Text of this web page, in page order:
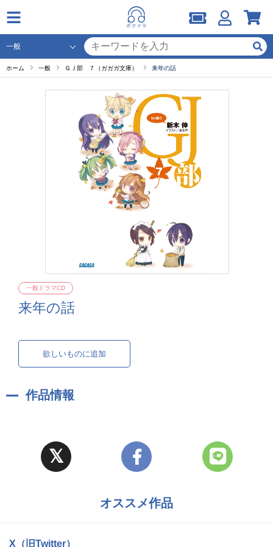
ホーム 一般 ＧＪ部 ７（ガガガ文庫） 来年の話
来年の話
一般ドラマCD
欲しいものに追加
作品情報
オススメ作品
X（旧Twitter）